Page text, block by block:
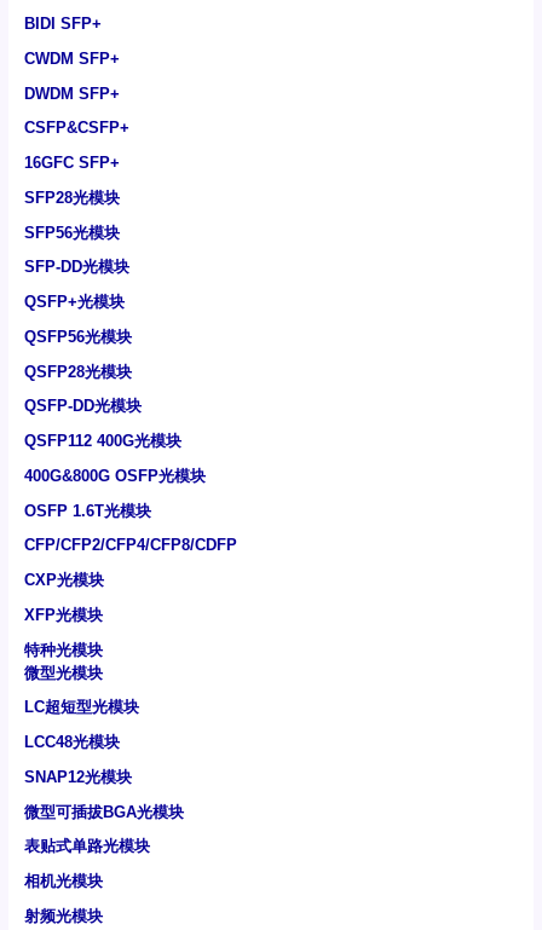
BIDI SFP+
CWDM SFP+
DWDM SFP+
CSFP&CSFP+
16GFC SFP+
SFP28光模块
SFP56光模块
SFP-DD光模块
QSFP+光模块
QSFP56光模块
QSFP28光模块
QSFP-DD光模块
QSFP112 400G光模块
400G&800G OSFP光模块
OSFP 1.6T光模块
CFP/CFP2/CFP4/CFP8/CDFP
CXP光模块
XFP光模块
特种光模块
微型光模块
LC超短型光模块
LCC48光模块
SNAP12光模块
微型可插拔BGA光模块
表贴式单路光模块
相机光模块
射频光模块